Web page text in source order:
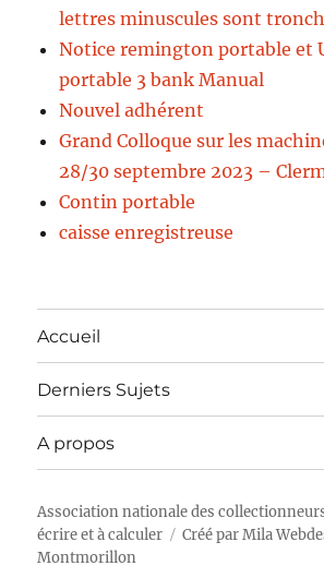
lettres minuscules sont
Notice remington portable et
portable 3 bank Manual
Nouvel adhérent
Grand Colloque sur les
28/30 septembre 2023 –
Contin portable
caisse enregistreuse
Accueil
Derniers Sujets
A propos
Association nationale des
écrire et à calculer
Créé parMila
Montmorillon